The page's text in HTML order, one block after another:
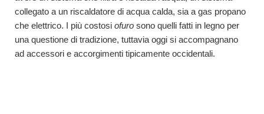
collegato a un riscaldatore di acqua calda, sia a gas propano
che elettrico. I più costosi ofuro sono quelli fatti in legno per
una questione di tradizione, tuttavia oggi si accompagnano
ad accessori e accorgimenti tipicamente occidentali.